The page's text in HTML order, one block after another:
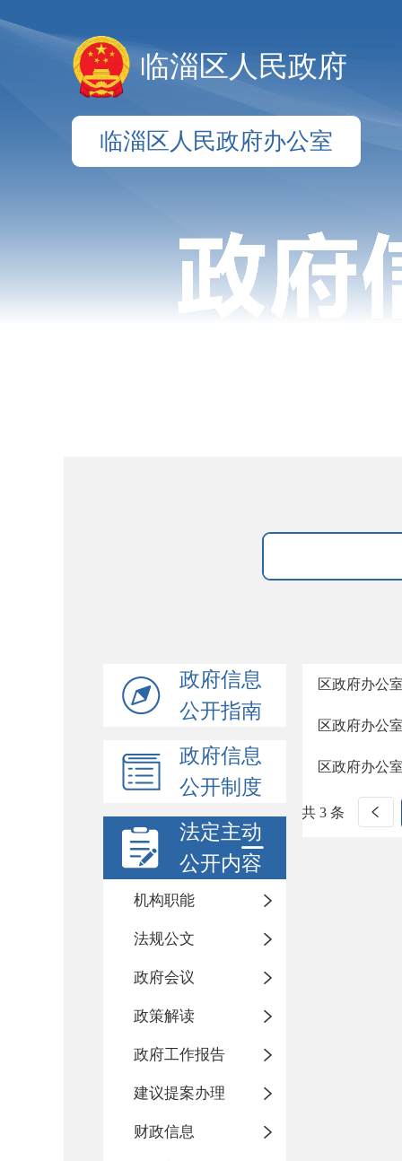
临淄区人民政府
临淄区人民政府办公室
政府信息
公开指南
政府信息
公开制度
法定主动
公开内容
机构职能
法规公文
政府会议
政策解读
政府工作报告
建议提案办理
财政信息
区政府办公
区政府办公
区政府办公
共 3 条